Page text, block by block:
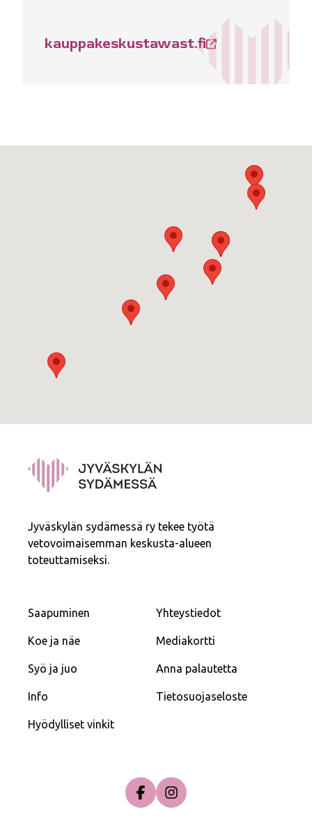
kauppakeskustawast.fi
Jyväskylän sydämessä ry tekee työtä
vetovoimaisemman keskusta-alueen
toteuttamiseksi.
Saapuminen
Koe ja näe
Syö ja juo
Info
Hyödylliset vinkit
Yhteystiedot
Mediakortti
Anna palautetta
Tietosuojaseloste